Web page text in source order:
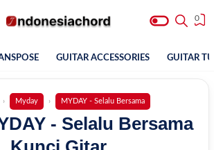
0
GUITAR ACCESSORIES GUITAR
Myday MYDAY - Selalu Bersama
- Selalu Bersama